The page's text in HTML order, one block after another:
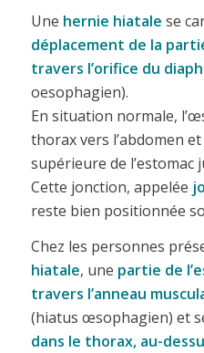
Une hernie hiatale se
déplacement de la
travers l’orifice du
oesophagien).
En situation normale,
thorax vers l’abdomen
supérieure de l’estomac
Cette jonction, appelée
reste bien positionnée
Chez les personnes
hiatale, une partie de
travers l’anneau
(hiatus œsophagien) et
dans le thorax, au-